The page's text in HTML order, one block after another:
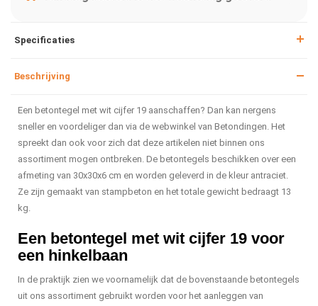
Specificaties
Beschrijving
Een betontegel met wit cijfer 19 aanschaffen? Dan kan nergens
sneller en voordeliger dan via de webwinkel van Betondingen. Het
spreekt dan ook voor zich dat deze artikelen niet binnen ons
assortiment mogen ontbreken. De betontegels beschikken over een
afmeting van 30x30x6 cm en worden geleverd in de kleur antraciet.
Ze zijn gemaakt van stampbeton en het totale gewicht bedraagt 13
kg.
Een betontegel met wit cijfer 19 voor
een hinkelbaan
In de praktijk zien we voornamelijk dat de bovenstaande betontegels
uit ons assortiment gebruikt worden voor het aanleggen van